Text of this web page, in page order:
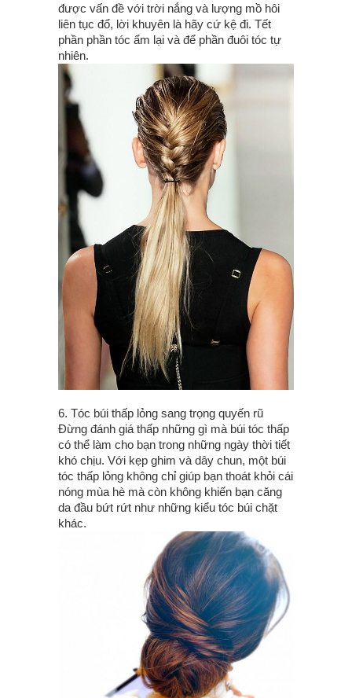
được vấn đề với trời nắng và lượng mồ hôi
liên tục đổ, lời khuyên là hãy cứ kệ đi. Tết
phần phần tóc ẩm lại và để phần đuôi tóc tự
nhiên.
6. Tóc búi thấp lỏng sang trọng quyến rũ
Đừng đánh giá thấp những gì mà búi tóc thấp
có thể làm cho bạn trong những ngày thời tiết
khó chịu. Với kẹp ghim và dây chun, một búi
tóc thấp lỏng không chỉ giúp bạn thoát khỏi cái
nóng mùa hè mà còn không khiến bạn căng
da đầu bứt rứt như những kiểu tóc búi chặt
khác.